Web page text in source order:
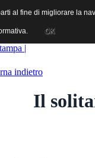
|
indietro
Il
al fine di migliorare la
OK
al fine di migliorare la
OK